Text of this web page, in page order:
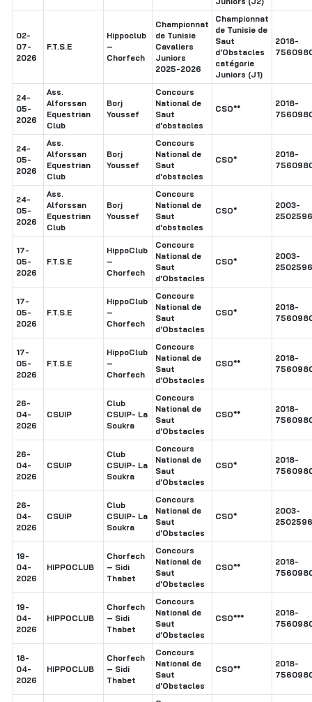
02-
07-
2026
F.T.S.E
Hippoclub
–
Chorfech
Championnat
de Tunisie
Cavaliers
Juniors
2025-2026
Championnat
de Tunisie de
Saut
d'Obstacles
catégorie
Juniors (J1)
2018-
24-
05-
2026
Ass.
Alforssan
Equestrian
Club
Borj
Youssef
Concours
National de
Saut
d'obstacles
CSO**
2018-
24-
05-
2026
Ass.
Alforssan
Equestrian
Club
Borj
Youssef
Concours
National de
Saut
d'obstacles
CSO*
2018-
24-
05-
2026
Ass.
Alforssan
Equestrian
Club
Borj
Youssef
Concours
National de
Saut
d'obstacles
CSO*
2003-
17-
05-
2026
F.T.S.E
HippoClub
–
Chorfech
Concours
National de
Saut
d'Obstacles
CSO*
2003-
17-
05-
2026
F.T.S.E
HippoClub
–
Chorfech
Concours
National de
Saut
d'Obstacles
CSO*
2018-
17-
05-
2026
F.T.S.E
HippoClub
–
Chorfech
Concours
National de
Saut
d'Obstacles
CSO**
2018-
26-
04-
2026
CSUIP
Club
CSUIP- La
Soukra
Concours
National de
Saut
d'Obstacles
CSO**
2018-
26-
04-
2026
CSUIP
Club
CSUIP- La
Soukra
Concours
National de
Saut
d'Obstacles
CSO*
2018-
26-
04-
2026
CSUIP
Club
CSUIP- La
Soukra
Concours
National de
Saut
d'Obstacles
CSO*
2003-
19-
04-
2026
HIPPOCLUB
Chorfech
– Sidi
Thabet
Concours
National de
Saut
d'Obstacles
CSO**
2018-
19-
04-
2026
HIPPOCLUB
Chorfech
– Sidi
Thabet
Concours
National de
Saut
d'Obstacles
CSO***
2018-
18-
04-
2026
HIPPOCLUB
Chorfech
– Sidi
Thabet
Concours
National de
Saut
d'Obstacles
CSO**
2018-